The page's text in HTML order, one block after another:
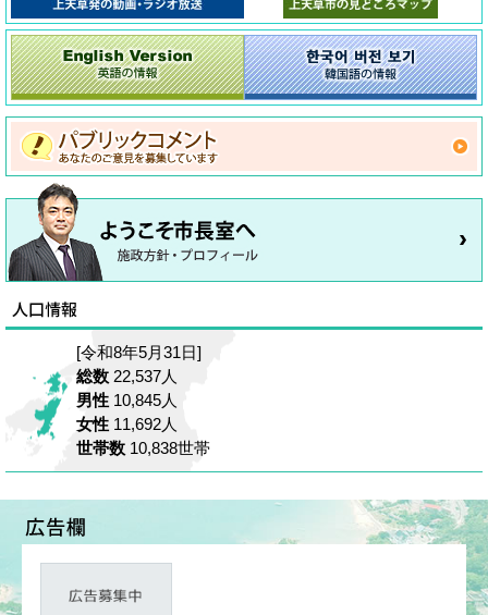
[令和8年5月31日]
総数 22,537人
男性 10,845人
女性 11,692人
世帯数 10,838世帯